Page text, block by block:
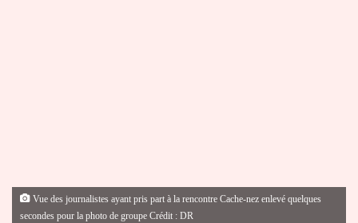
Vue des journalistes ayant pris part à la rencontre Cache-nez enlevé quelques
secondes pour la photo de groupe Crédit : DR